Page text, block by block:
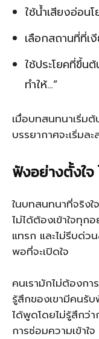
ใช้น้ำเสียงอ่อน
เลือกสถานที่ที่
ใช้ประโยคที่ขึ้น
ทำให้…”
เมื่อบทสนทนาเริ่มต้
บรรยากาศจะเริ่มล
ฟังอย่างตั้งใจ
ในบทสนทนาที่จริง
ไม่ได้ต้องเข้าใจทุก
แทรก และไม่รีบด่
พอที่จะเปิดใจ
คนเรามักไม่ต้องกา
รู้สึกของเขามีคนรั
ได้พูดโดยไม่รู้สึกว่
การซ่อมความเข้าใจ